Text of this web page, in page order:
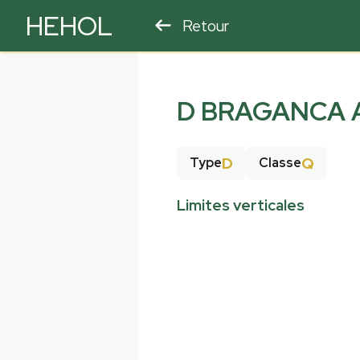
HEHOL Retour
D BRAGANCA
TypeD ClasseQ
Limites verticales